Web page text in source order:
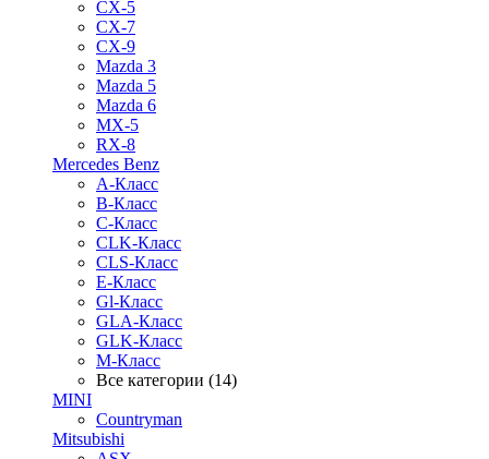
CX-5
CX-7
CX-9
Mazda 3
Mazda 5
Mazda 6
MX-5
RX-8
Mercedes Benz
A-Класс
B-Класс
C-Класс
CLK-Класс
CLS-Класс
E-Класс
Gl-Класс
GLA-Класс
GLK-Класс
M-Класс
Все категории (14)
MINI
Countryman
Mitsubishi